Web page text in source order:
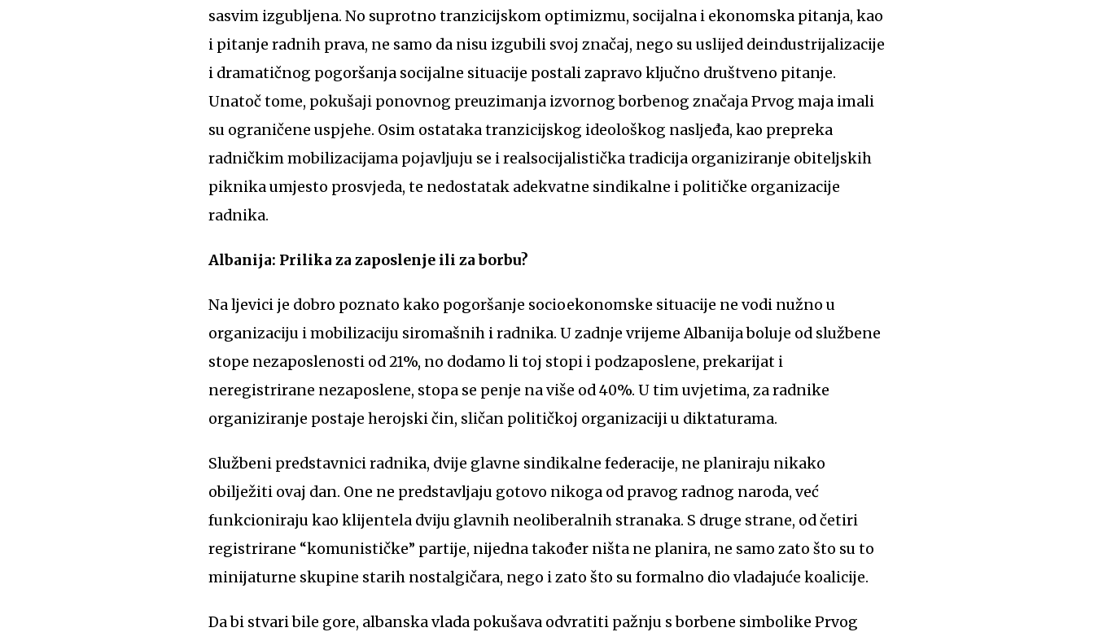
sasvim izgubljena. No suprotno tranzicijskom optimizmu, socijalna i ekonomska pitanja, kao
i pitanje radnih prava, ne samo da nisu izgubili svoj značaj, nego su uslijed deindustrijalizacije
i dramatičnog pogoršanja socijalne situacije postali zapravo ključno društveno pitanje.
Unatoč tome, pokušaji ponovnog preuzimanja izvornog borbenog značaja Prvog maja imali
su ograničene uspjehe. Osim ostataka tranzicijskog ideološkog nasljeđa, kao prepreka
radničkim mobilizacijama pojavljuju se i realsocijalistička tradicija organiziranje obiteljskih
piknika umjesto prosvjeda, te nedostatak adekvatne sindikalne i političke organizacije
radnika.
Albanija: Prilika za zaposlenje ili za borbu?
Na ljevici je dobro poznato kako pogoršanje socioekonomske situacije ne vodi nužno u
organizaciju i mobilizaciju siromašnih i radnika. U zadnje vrijeme Albanija boluje od službene
stope nezaposlenosti od 21%, no dodamo li toj stopi i podzaposlene, prekarijat i
neregistrirane nezaposlene, stopa se penje na više od 40%. U tim uvjetima, za radnike
organiziranje postaje herojski čin, sličan političkoj organizaciji u diktaturama.
Službeni predstavnici radnika, dvije glavne sindikalne federacije, ne planiraju nikako
obilježiti ovaj dan. One ne predstavljaju gotovo nikoga od pravog radnog naroda, već
funkcioniraju kao klijentela dviju glavnih neoliberalnih stranaka. S druge strane, od četiri
registrirane “komunističke” partije, nijedna također ništa ne planira, ne samo zato što su to
minijaturne skupine starih nostalgičara, nego i zato što su formalno dio vladajuće koalicije.
Da bi stvari bile gore, albanska vlada pokušava odvratiti pažnju s borbene simbolike Prvog